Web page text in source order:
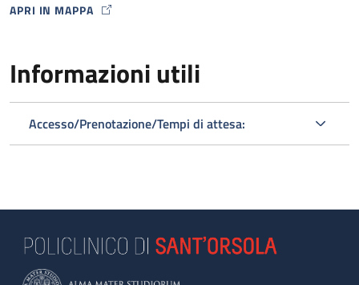
APRI IN MAPPA
MAP ICON
Informazioni utili
Accesso/Prenotazione/Tempi di attesa: